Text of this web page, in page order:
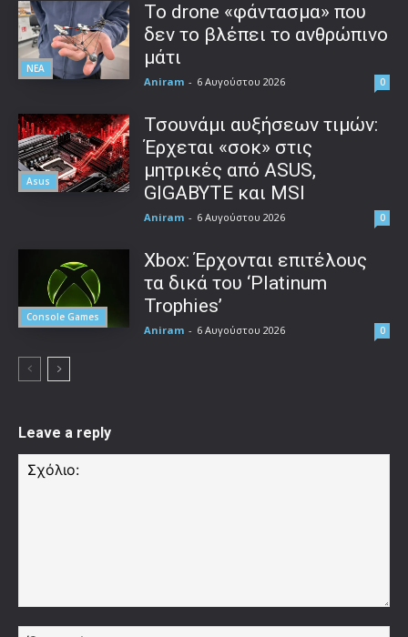
ΝΕΑ
Το drone «φάντασμα» που
δεν το βλέπει το ανθρώπινο
μάτι
Aniram - 6 Αυγούστου 2026 0
Asus
Τσουνάμι αυξήσεων τιμών:
Έρχεται «σοκ» στις
μητρικές από ASUS,
GIGABYTE και MSI
Aniram - 6 Αυγούστου 2026 0
Console Games
Xbox: Έρχονται επιτέλους
τα δικά του ‘Platinum
Trophies’
Aniram - 6 Αυγούστου 2026 0
Leave a reply